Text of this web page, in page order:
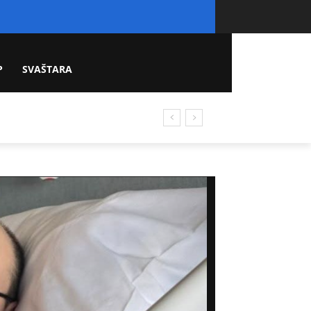
SVAŠTARA